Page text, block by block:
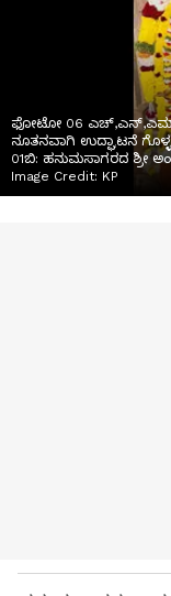
ಫೋಟೋ 06 ಎಚ್,ಎನ್,ಎಮ್
ನೂತನವಾಗಿ ಉದ್ಘಾಟನೆ
01ಬಿ: ಹನುಮಸಾಗರದ ಶ್ರೀ
Image Credit: KP